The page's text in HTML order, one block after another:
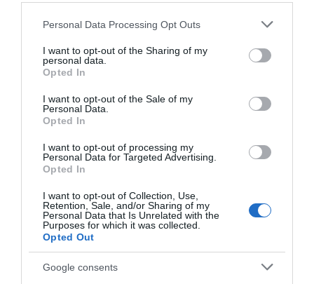
Please note that this website/app uses one or more Google
not limited to your visit or usage behaviour. You may click to
grant or deny consent to Google and its third-party tags to
use your data for below specified purposes in below Google
consent section.
Personal Data Processing Opt Outs
I want to opt-out of the Sharing of my
personal data.
Opted In
I want to opt-out of the Sale of my
Personal Data.
Opted In
I want to opt-out of processing my
Personal Data for Targeted Advertising.
Opted In
I want to opt-out of Collection, Use,
Retention, Sale, and/or Sharing of my
Personal Data that Is Unrelated with the
Purposes for which it was collected.
Opted Out
Google consents
e – ΕΦΚΑ και ΔΥΠΑ: Ποιοι
06.08.2026 | 15:30
Συναγερμός στη Χαλκίδα: Γυναίκα
έπεσε από την Υψηλή Γέφυρα
Στην ΑΑΔΕ ο Μητσοτάκης για το
myAGRO – Τι δήλωσε
06.08.2026 | 15:00
Φωτιά τώρα στη Σκύρο
06.08.2026 | 14:45
44χρονος για τη φωτιά
στη Κεφαλονιά
ζέστης: Πότε η
θερμοκρασία θα
Προφυλακιστέος ο
Αφγανός για τη
δολοφονία της
Βρετανίδας –
κατάθεση της συζύγου
Εορτολόγιο: Ποιοι
γιορτάζουν σήμερα,